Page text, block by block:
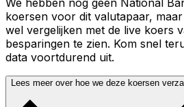
koersen voor dit valutapaar,
wel vergelijken met de live koers
besparingen te zien. Kom snel
data voortdurend uit.
Lees meer over hoe we deze koersen